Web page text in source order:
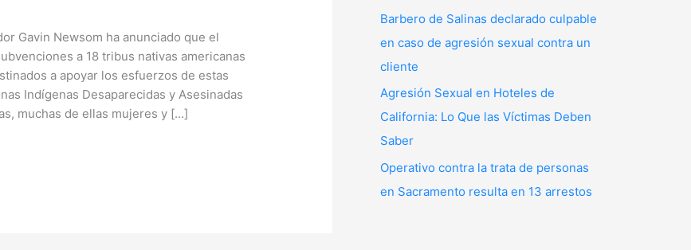
Gavin Newsom ha anunciado que el
a 18 tribus nativas americanas
a apoyar los esfuerzos de estas
Indígenas Desaparecidas y Asesinadas
muchas de ellas mujeres y […]
Barbero de Salinas declarado culpable
en caso de agresión sexual contra un
cliente
Agresión Sexual en Hoteles de
California: Lo Que las Víctimas Deben
Saber
Operativo contra la trata de personas
en Sacramento resulta en 13 arrestos